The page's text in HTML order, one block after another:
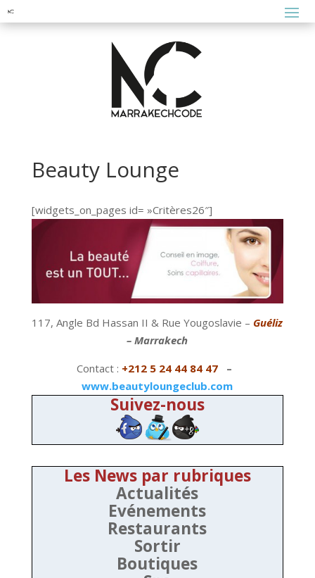
Beauty Lounge
[widgets_on_pages id= »Critères26″]
117, Angle Bd Hassan II & Rue Yougoslavie – Guéliz
– Marrakech
Contact : +212 5 24 44 84 47 –
www.beautyloungeclub.com
Suivez-nous
Les News par rubriques
Actualités
Evénements
Restaurants
Sortir
Boutiques